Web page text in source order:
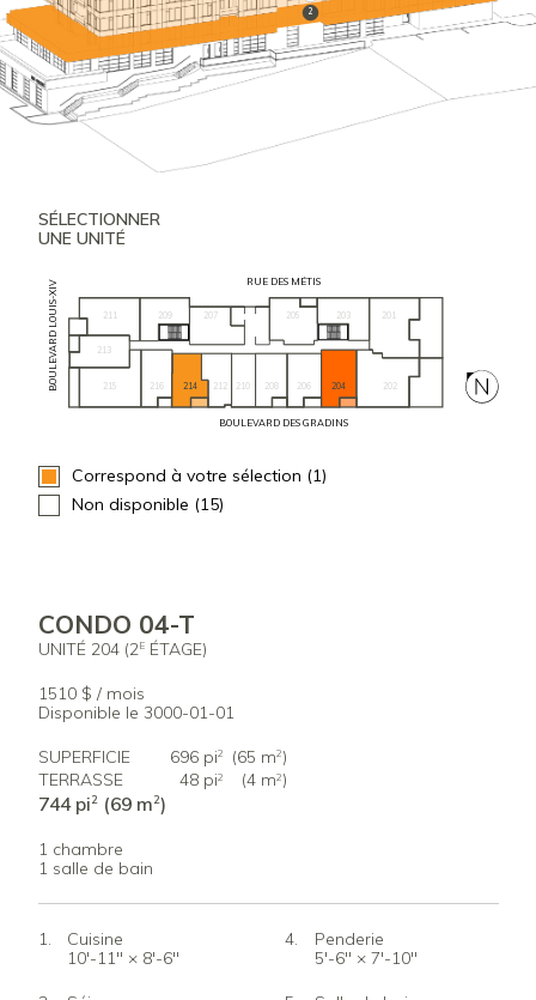
2
SÉLECTIONNER
UNE UNITÉ
RUE DES MÉTIS
BOULEVARD LOUIS-XIV 201
202
203
204
205
206
207
208
209
210
211
212
213
214
215 216
BOULEVARD DES GRADINS
Correspond à votre sélection (1)
Non disponible (15)
CONDO 04-T
UNITÉ 204 (2 EÉTAGE)
1510 $ / mois
Disponible le 3000-01-01
SUPERFICIE 696 pi2 (65 m2 )
TERRASSE
48 pi2 (4 m2 )
744 pi2 (69 m2)
1 chambre
1 salle de bain
Cuisine
10'-11" × 8'-6"
Penderie
5'-6" × 7'-10"